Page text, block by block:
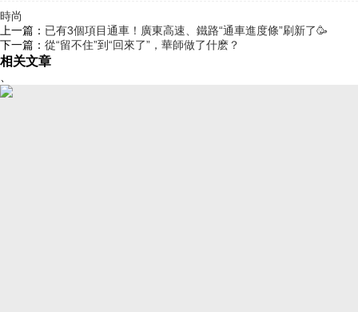
時尚
上一篇： 已有3個項目通車！廣東高速、鐵路“通車進度條”刷新了🥳
下一篇： 從“留不住”到“回來了”，華師做了什麽？
相关文章
、